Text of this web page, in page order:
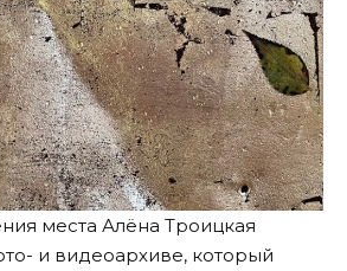
места Алёна Троицкая
и видеоархиве, который